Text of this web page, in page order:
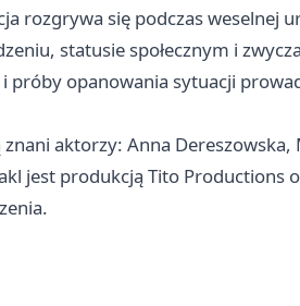
rozgrywa się podczas weselnej
statusie społecznym i
próby opanowania sytuacji
aktorzy: Anna
jest produkcją Tito Productions